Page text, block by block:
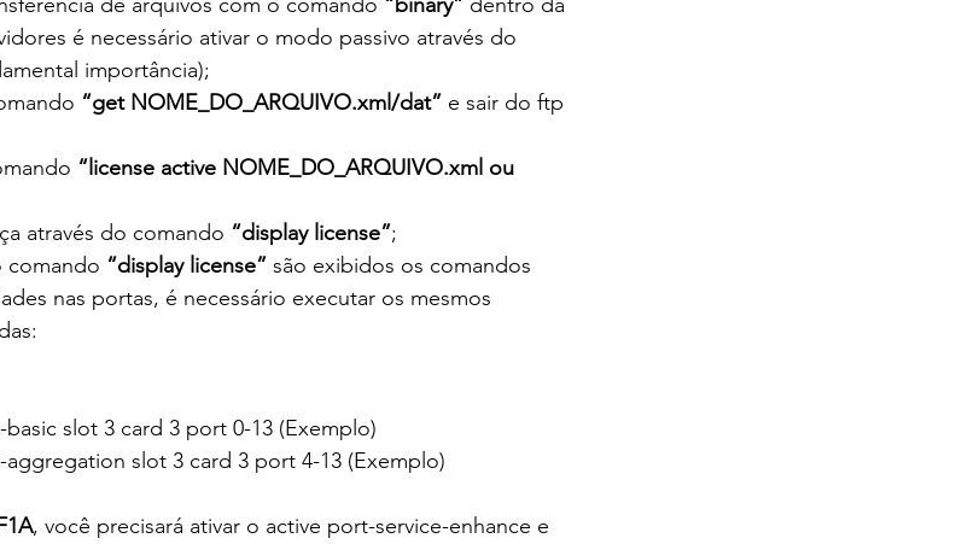
é necessário ativar o modo passivo através do
importância);
“get NOME_DO_ARQUIVO.xml/dat” e sair do ftp
“license active NOME_DO_ARQUIVO.xml ou
através do comando “display license”;
comando “display license” são exibidos os comandos
nas portas, é necessário executar os mesmos
slot 3 card 3 port 0-13 (Exemplo)
slot 3 card 3 port 4-13 (Exemplo)
, você precisará ativar o active port-service-enhance e